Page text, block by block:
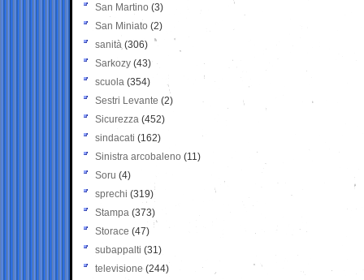
San Martino (3)
San Miniato (2)
sanità (306)
Sarkozy (43)
scuola (354)
Sestri Levante (2)
Sicurezza (452)
sindacati (162)
Sinistra arcobaleno (11)
Soru (4)
sprechi (319)
Stampa (373)
Storace (47)
subappalti (31)
televisione(244)